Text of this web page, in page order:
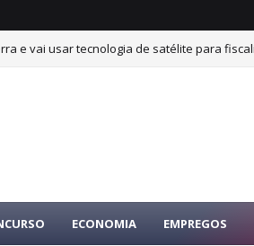
e vai usar tecnologia de satélite para
ECONOMIA EMPREGOS